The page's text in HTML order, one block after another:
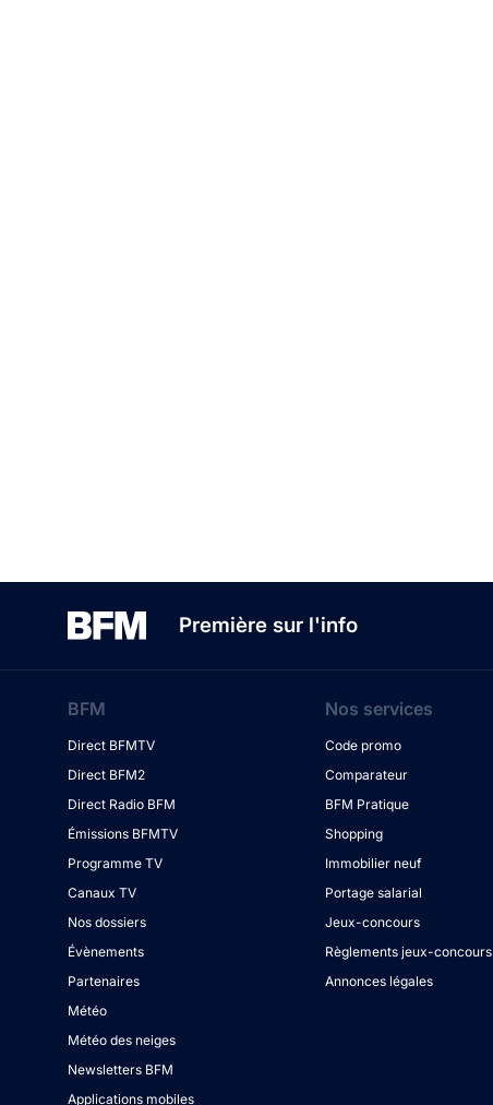
Première sur l'info
BFM
Direct BFMTV
Direct BFM2
Direct Radio BFM
Émissions BFMTV
Programme TV
Canaux TV
Nos dossiers
Évènements
Partenaires
Météo
Météo des neiges
Newsletters BFM
Applications mobiles
Nos services
Code promo
Comparateur
BFM Pratique
Shopping
Immobilier neuf
Portage salarial
Jeux-concours
Règlements jeux-concours
Annonces légales